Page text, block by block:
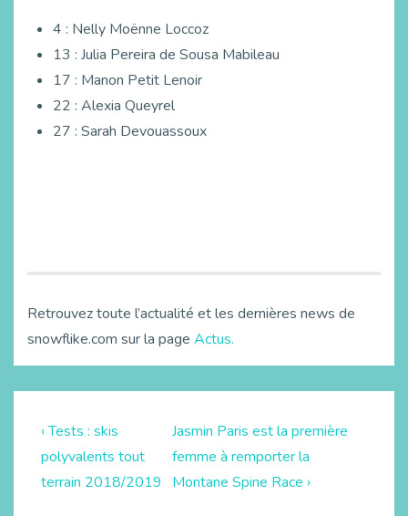
4 : Nelly Moënne Loccoz
13 : Julia Pereira de Sousa Mabileau
17 : Manon Petit Lenoir
22 : Alexia Queyrel
27 : Sarah Devouassoux
Retrouvez toute l’actualité et les dernières news de
snowflike.com sur la page Actus.
‹ Tests : skis
polyvalents tout
terrain 2018/2019
Jasmin Paris est la première
femme à remporter la
Montane Spine Race ›